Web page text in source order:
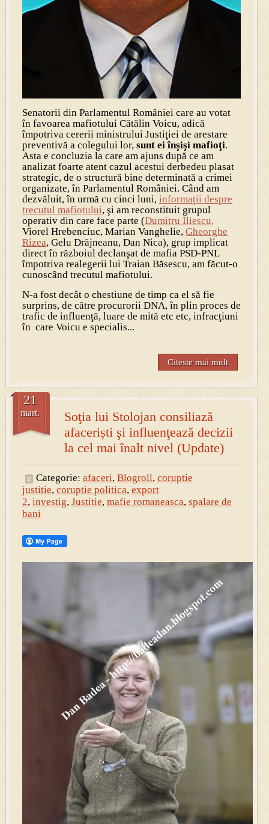
Senatorii din Parlamentul României care au votat
în favoarea mafiotului Cătălin Voicu, adică
împotriva cererii ministrului Justiţiei de arestare
preventivă a colegului lor, sunt ei înşişi mafioţi.
Asta e concluzia la care am ajuns după ce am
analizat foarte atent cazul acestui derbedeu plasat
strategic, de o structură bine determinată a crimei
organizate, în Parlamentul României. Când am
dezvăluit, în urmă cu cinci luni, informaţii despre
trecutul mafiotului, şi am reconstituit grupul
operativ din care face parte (Dumitru Iliescu,
Viorel Hrebenciuc, Marian Vanghelie, Gheorghe
Rizea, Gelu Drăjneanu, Dan Nica), grup implicat
direct în războiul declanşat de mafia PSD-PNL
împotriva realegerii lui Traian Băsescu, am făcut-o
cunoscând trecutul mafiotului.
N-a fost decât o chestiune de timp ca el să fie
surprins, de către procurorii DNA, în plin proces de
trafic de influenţă, luare de mită etc etc, infracţiuni
în care Voicu e specialis...
Citeste mai mult
Soţia lui Stolojan consiliază
afaceriști şi influenţează decizii
la cel mai înalt nivel (Update)
21
mart.
Categorie: afaceri, Blogroll, coruptie
justitie, coruptie politica, export
2, investig, Justitie, mafie romaneasca, spalare de
bani